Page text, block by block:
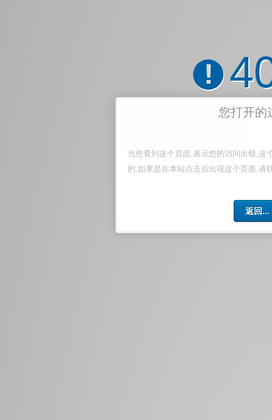
!
您打开的
当您看到这个页面,表示您的访问出错,这
的,如果是在本站点击后出现这个页面,请
返回...